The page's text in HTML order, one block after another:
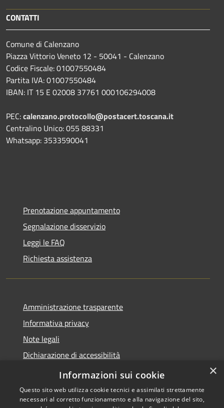
CONTATTI
Comune di Calenzano
Piazza Vittorio Veneto 12 - 50041 - Calenzano
Codice Fiscale: 01007550484
Partita IVA: 01007550484
IBAN: IT 15 E 02008 37761 000106294008
PEC:calenzano.protocollo@postacert.toscana.it
Centralino Unico: 055 88331
Whatsapp: 3533590041
Prenotazione appuntamento
Segnalazione disservizio
Leggi le FAQ
Richiesta assistenza
Amministrazione trasparente
Informativa privacy
Note legali
Dichiarazione di accessibilità
Statistiche Web
×
Informazioni sui cookie
Questo sito web utilizza cookie tecnici e assimilati strettamente
necessari al corretto funzionamento e alla navigazione del sito,